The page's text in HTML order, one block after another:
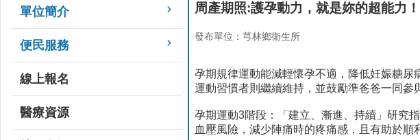
單位簡介
便民服務
線上報名
醫療資源
周產期照:護孕動力，就是妳的超能力
發布單位：芎林鄉衛生所
孕期規律運動能減輕懷孕不適，降低妊娠糖
運動習慣者則繼續維持，並鼓勵準爸爸一同參
孕期運動3階段：「建立、漸進、持續」研究
血壓風險，減少陣痛時的疼痛感，且有助於順